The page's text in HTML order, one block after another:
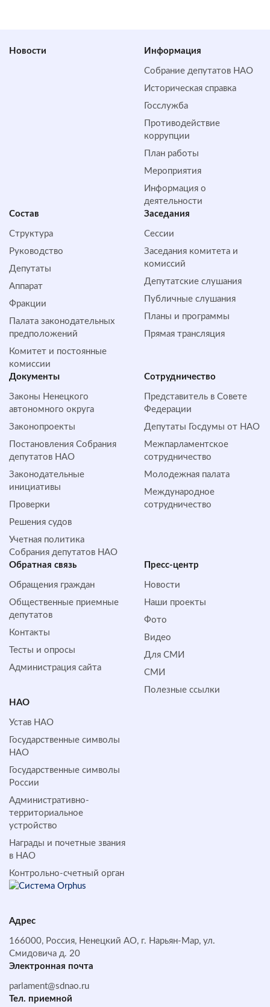
Новости Информация
Собрание депутатов НАО
Историческая справка
Госслужба
Противодействие
коррупции
План работы
Мероприятия
Информация о
деятельности
Состав
Структура
Руководство
Депутаты
Аппарат
Фракции
Палата законодательных
предположений
Комитет и постоянные
комиссии
Заседания
Сессии
Заседания комитета и
комиссий
Депутатские слушания
Публичные слушания
Планы и программы
Прямая трансляция
Документы
Законы Ненецкого
автономного округа
Законопроекты
Постановления Собрания
депутатов НАО
Законодательные
инициативы
Проверки
Решения судов
Учетная политика
Собрания депутатов НАО
Сотрудничество
Представитель в Совете
Федерации
Депутаты Госдумы от НАО
Межпарламентское
сотрудничество
Молодежная палата
Международное
сотрудничество
Обратная cвязь
Обращения граждан
Общественные приемные
депутатов
Контакты
Тесты и опросы
Администрация сайта
Пресс-центр
Новости
Наши проекты
Фото
Видео
Для СМИ
СМИ
Полезные ссылки
НАО
Устав НАО
Государственные символы
НАО
Государственные символы
России
Административно-
территориальное
устройство
Награды и почетные звания
в НАО
Контрольно-счетный орган
Адрес
166000, Россия, Ненецкий АО, г. Нарьян-Мар, ул.
Смидовича д. 20
Электронная почта
parlament@sdnao.ru
Тел. приемной